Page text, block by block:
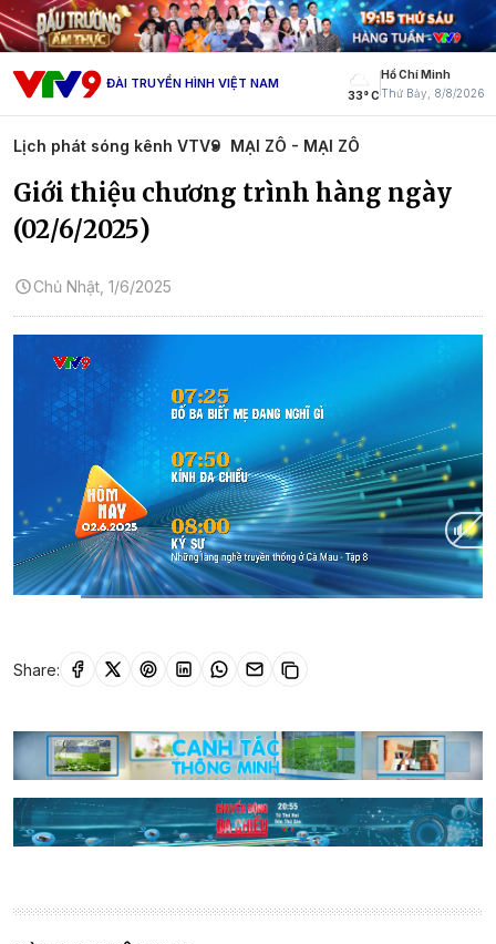
ĐÀI TRUYỀN HÌNH VIỆT NAM
33° C
Hồ Chí Minh
Thứ Bảy, 8/8/2026
Lịch phát sóng kênh VTV9 MẠI ZÔ - MẠI ZÔ
Giới thiệu chương trình hàng ngày
(02/6/2025)
Chủ Nhật, 1/6/2025
Share: